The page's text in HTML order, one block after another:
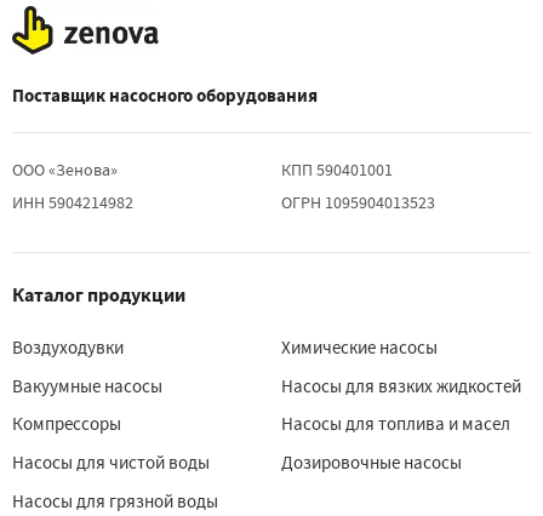
Поставщик насосного оборудования
ООО «Зенова»
ИНН 5904214982
КПП 590401001
ОГРН 1095904013523
Каталог продукции
Воздуходувки
Вакуумные насосы
Компрессоры
Насосы для чистой воды
Насосы для грязной воды
Химические насосы
Насосы для вязких жидкостей
Насосы для топлива и масел
Дозировочные насосы